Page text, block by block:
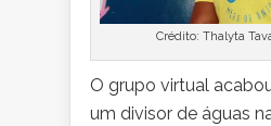
Crédito: Thalyta
O grupo virtual
um divisor de águas